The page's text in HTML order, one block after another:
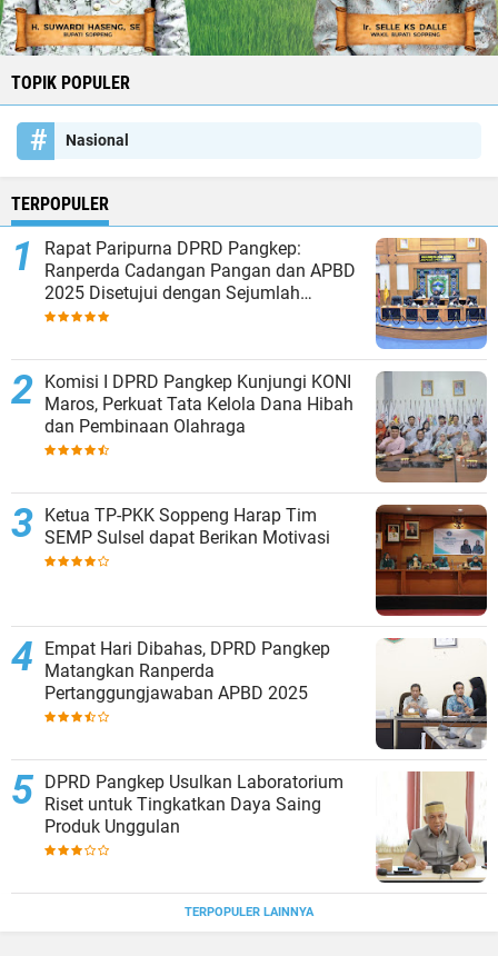
TOPIK POPULER
Nasional
TERPOPULER
Rapat Paripurna DPRD Pangkep:
Ranperda Cadangan Pangan dan APBD
2025 Disetujui dengan Sejumlah
Catatan
Komisi I DPRD Pangkep Kunjungi KONI
Maros, Perkuat Tata Kelola Dana Hibah
dan Pembinaan Olahraga
Ketua TP-PKK Soppeng Harap Tim
SEMP Sulsel dapat Berikan Motivasi
Empat Hari Dibahas, DPRD Pangkep
Matangkan Ranperda
Pertanggungjawaban APBD 2025
DPRD Pangkep Usulkan Laboratorium
Riset untuk Tingkatkan Daya Saing
Produk Unggulan
TERPOPULER LAINNYA